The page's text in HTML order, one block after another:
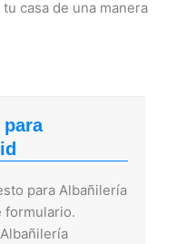
casa de una manera
para Albañilería
formulario.